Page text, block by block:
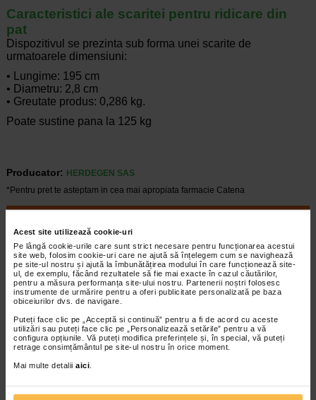
Acest site utilizează cookie-uri
Pe lângă cookie-urile care sunt strict necesare pentru funcționarea acestui
site web, folosim cookie-uri care ne ajută să înțelegem cum se navighează
pe site-ul nostru și ajută la îmbunătățirea modului în care funcționează site-
ul, de exemplu, făcând rezultatele să fie mai exacte în cazul căutărilor,
pentru a măsura performanța site-ului nostru. Partenerii noștri folosesc
instrumente de urmărire pentru a oferi publicitate personalizată pe baza
obiceiurilor dvs. de navigare.
Puteți face clic pe „Acceptă si continuă” pentru a fi de acord cu aceste
utilizări sau puteți face clic pe „Personalizează setările” pentru a vă
configura opțiunile. Vă puteți modifica preferințele și, în special, vă puteți
retrage consimțământul pe site-ul nostru în orice moment.
Mai multe detalii aici
Caracteristici ale scaritei pentru ridicare din
pat
Dispozitivul se prezinta sub forma unei scarite de
urmatoarele dimensiuni:
• Lungime: 195 cm
• Diametru: 2,8 cm
• Greutate produs: 0,286 kg.
Poate sustine pana la 125 kg
Producator:
HERDEGEN SAS
*Pentru pret te asteptam in cea mai apropiata farmacie Catena
Cum sa va dezvoltati inteligenta emotionala:
metode prin care va puteti imbunatati EQ-ul
Boli neurologice si psihice
Inteligenta emotionala (EQ) se refera la
capacitatea de a identifica si gestiona
propriile emotii, precum si emotiile celorlalti.
In general, se spune ca inteligenta
emotionala cuprinde cateva abilitati:…
Timp de citire: 4 minute, 39 secunde